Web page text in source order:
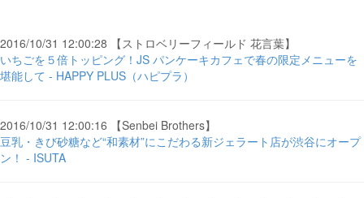
2016/10/31 12:00:28 【ストロベリーフィールド 花言葉】
いちごを５倍トッピング！JS パンケーキカフェで春の限定メニューを
堪能して - HAPPY PLUS（ハピプラ）
2016/10/31 12:00:16 【Senbei Brothers】
豆乳・きび砂糖など“和素材”にこだわる新ジェラート店が渋谷にオープ
ン！ - ISUTA